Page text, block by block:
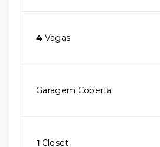
4 Vagas
Garagem Coberta
1 Closet